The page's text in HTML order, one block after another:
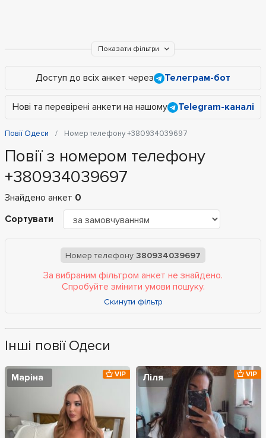
Показати фільтри
Доступ до всіх анкет через Телеграм-бот
Нові та перевірені анкети на нашому Telegram-каналі
Повії Одеси Номер телефону +380934039697
Повії з номером телефону
+380934039697
Знайдено анкет 0
Сортувати
Номер телефону 380934039697
За вибраним фільтром анкет не знайдено.
Спробуйте змінити умови пошуку.
Скинути фільтр
Інші повії Одеси
Маріна VIP Ліля VIP